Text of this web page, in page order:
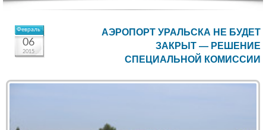
Февраль
06
2015
АЭРОПОРТ УРАЛЬСКА НЕ БУДЕТ
ЗАКРЫТ — РЕШЕНИЕ
СПЕЦИАЛЬНОЙ КОМИССИИ